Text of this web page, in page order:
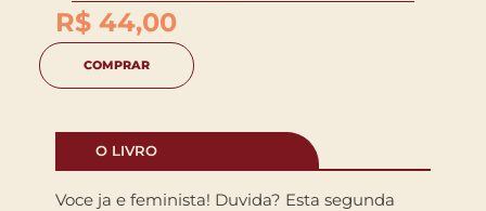
R$ 44,00
COMPRAR
O LIVRO
Voce ja e feminista! Duvida? Esta segunda